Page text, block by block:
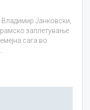
Владимир Јанковски,
заплетување
сага во